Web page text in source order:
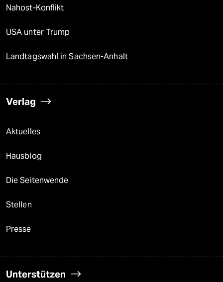
Nahost-Konflikt
USA unter Trump
Landtagswahl in Sachsen-Anhalt
Verlag
Aktuelles
Hausblog
Die Seitenwende
Stellen
Presse
Unterstützen